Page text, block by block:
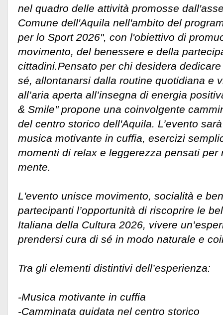
nel quadro delle attività promosse
Comune dell'Aquila nell'ambito del
per lo Sport 2026", con l'obiettivo di
movimento, del benessere e della
cittadini. Pensato per chi desidera
sé, allontanarsi dalla routine quotidiana e
all’aria aperta all’insegna di energia
& Smile" propone una coinvolgente
del centro storico dell'Aquila. L’evento
musica motivante in cuffia, esercizi
momenti di relax e leggerezza pensati per
mente.
L'evento unisce movimento, socialità e
partecipanti l’opportunità di riscoprire le
Italiana della Cultura 2026, vivere
prendersi cura di sé in modo naturale e
Tra gli elementi distintivi dell’esperienza:
-Musica motivante in cuffia
-Camminata guidata nel centro storico